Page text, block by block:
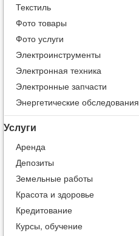
Текстиль
Фото товары
Фото услуги
Электроинструменты
Электронная техника
Электронные запчасти
Энергетические обследования
Услуги
Аренда
Депозиты
Земельные работы
Красота и здоровье
Кредитование
Курсы, обучение